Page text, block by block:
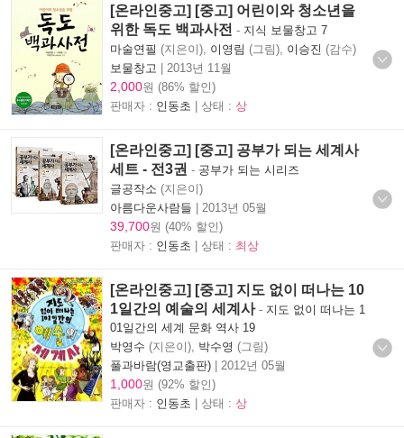
[온라인중고] [중고] 어린이와 청소년을
위한 독도 백과사전 - 지식 보물창고 7
마술연필 (지은이), 이영림 (그림), 이승진 (감수)
보물창고 | 2013년 11월
2,000원 (86% 할인)
판매자 : 인동초 | 상태 : 상
[온라인중고] [중고] 공부가 되는 세계사
세트 - 전3권 - 공부가 되는 시리즈
글공작소 (지은이)
아름다운사람들 | 2013년 05월
39,700원 (40% 할인)
판매자 : 인동초 | 상태 : 최상
[온라인중고] [중고] 지도 없이 떠나는 10
1일간의 예술의 세계사- 지도 없이 떠나는 1
01일간의 세계 문화 역사 19
박영수 (지은이), 박수영 (그림)
풀과바람(영교출판) | 2012년 05월
1,000원 (92% 할인)
판매자 : 인동초 | 상태 : 상